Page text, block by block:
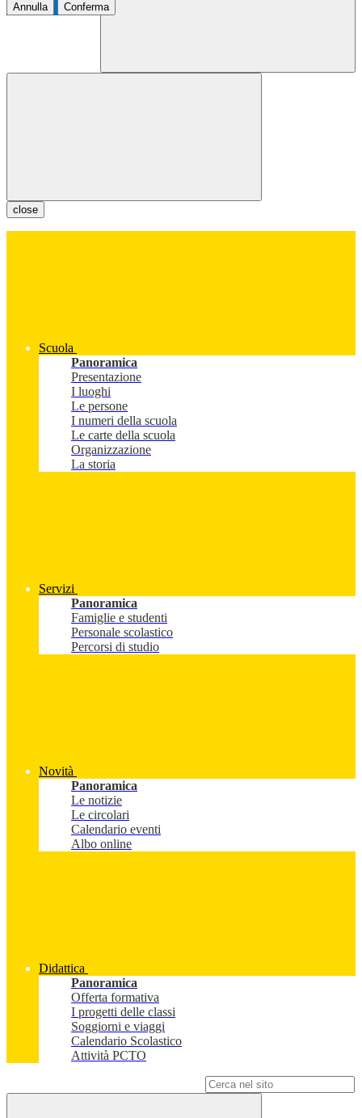
Annulla Conferma
close
Scuola
Panoramica
Presentazione
I luoghi
Le persone
I numeri della scuola
Le carte della scuola
Organizzazione
La storia
Servizi
Panoramica
Famiglie e studenti
Personale scolastico
Percorsi di studio
Novità
Panoramica
Le notizie
Le circolari
Calendario eventi
Albo online
Didattica
Panoramica
Offerta formativa
I progetti delle classi
Soggiorni e viaggi
Calendario Scolastico
Attività PCTO